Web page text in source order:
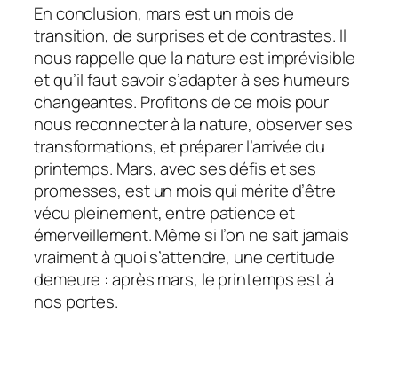
En conclusion, mars est un mois de
transition, de surprises et de contrastes. Il
nous rappelle que la nature est imprévisible
et qu’il faut savoir s’adapter à ses humeurs
changeantes. Profitons de ce mois pour
nous reconnecter à la nature, observer ses
transformations, et préparer l’arrivée du
printemps. Mars, avec ses défis et ses
promesses, est un mois qui mérite d’être
vécu pleinement, entre patience et
émerveillement. Même si l’on ne sait jamais
vraiment à quoi s’attendre, une certitude
demeure : après mars, le printemps est à
nos portes.